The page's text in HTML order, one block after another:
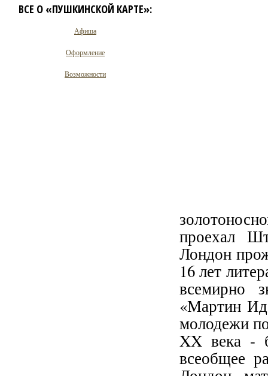
проехал
Лондон
16 лет
всемирно
«Мартин
молодежи
XX века -
всеобщее
ВСЕ О «ПУШКИНСКОЙ КАРТЕ»:
Афиша
Оформление
Возможности